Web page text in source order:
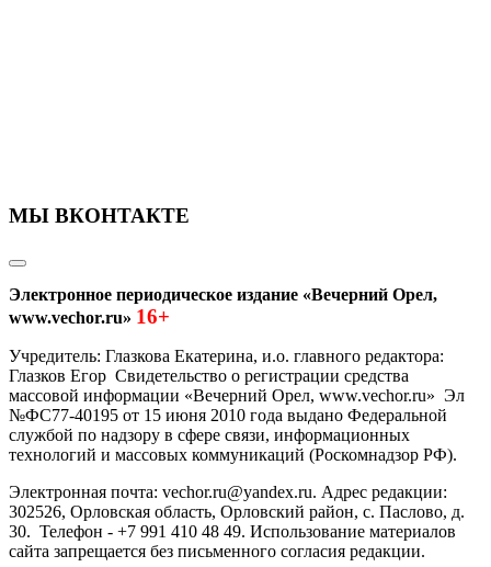
МЫ ВКОНТАКТЕ
Электронное периодическое издание «Вечерний Орел,
www.vechor.ru» 16+
Учредитель: Глазкова Екатерина, и.о. главного редактора:
Глазков Егор Свидетельство о регистрации средства
массовой информации «Вечерний Орел, www.vechor.ru» Эл
№ФС77-40195 от 15 июня 2010 года выдано Федеральной
службой по надзору в сфере связи, информационных
технологий и массовых коммуникаций (Роскомнадзор РФ).
Электронная почта: vechor.ru@yandex.ru. Адрес редакции:
302526, Орловская область, Орловский район, с. Паслово, д.
30. Телефон - +7 991 410 48 49. Использование материалов
сайта запрещается без письменного согласия редакции.